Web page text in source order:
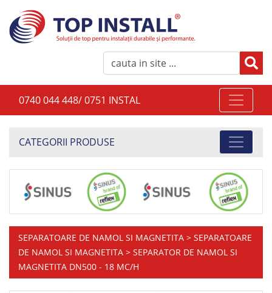
0740 044 448/ 0751 INSTAL
CATEGORII PRODUSE
SEPARATOARE DE NAMOL SI MAGNETITA > SEPARATOARE
DE NAMOL SI MAGNETITA > SEPARATOR DE NAMOL SI
MAGNETITA DN500 - 18 MC/H